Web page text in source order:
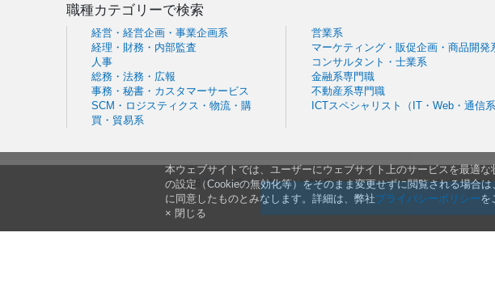
本ウェブサイトでは、ユーザーにウェブサイト上のサービスを最適
の設定（Cookieの無効化等）をそのまま変更せずに閲覧される場合
に同意したものとみなします。詳細は、弊社プライバシーポリシーを
× 閉じる
職種カテゴリーで検索
経営・経営企画・事業企画系
経理・財務・内部監査
人事
総務・法務・広報
事務・秘書・カスタマーサービス
SCM・ロジスティクス・物流・購
買・貿易系
営業系
マーケティング・販促企画・商品開発
コンサルタント・士業系
金融系専門職
不動産系専門職
ICTスペシャリスト（IT・Web・通信系
© 2026CareerCross Co., Ltd. All Rights Reserved| プライバシース
規約・